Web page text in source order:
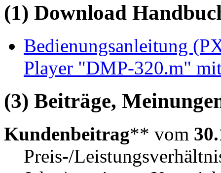
(1) Download
Bedienungsanleitung
Player "DMP-320.m"
(3) Beiträge,
Kundenbeitrag** vom
Preis-/